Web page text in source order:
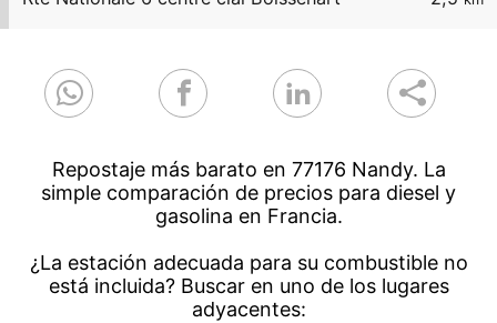
Repostaje más barato en 77176 Nandy. La
simple comparación de precios para diesel y
gasolina en Francia.
¿La estación adecuada para su combustible no
está incluida? Buscar en uno de los lugares
adyacentes: